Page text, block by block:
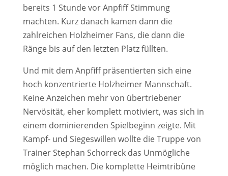
bereits 1 Stunde vor Anpfiff Stimmung
machten. Kurz danach kamen dann die
zahlreichen Holzheimer Fans, die dann die
Ränge bis auf den letzten Platz füllten.
Und mit dem Anpfiff präsentierten sich eine
hoch konzentrierte Holzheimer Mannschaft.
Keine Anzeichen mehr von übertriebener
Nervösität, eher komplett motiviert, was sich in
einem dominierenden Spielbeginn zeigte. Mit
Kampf- und Siegeswillen wollte die Truppe von
Trainer Stephan Schorreck das Unmögliche
möglich machen. Die komplette Heimtribüne